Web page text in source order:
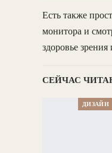
Есть также
монитора и
здоровье зрения
СЕЙЧАС
ДИЗАЙН